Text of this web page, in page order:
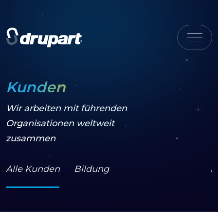
Kunden
Wir arbeiten mit führenden
Organisationen weltweit
zusammen
Alle Kunden Bildung